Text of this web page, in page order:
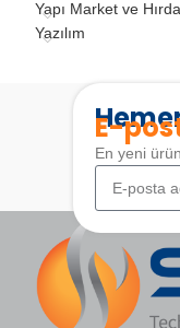
Yapı Market ve
Yazılım
E-
En yeni